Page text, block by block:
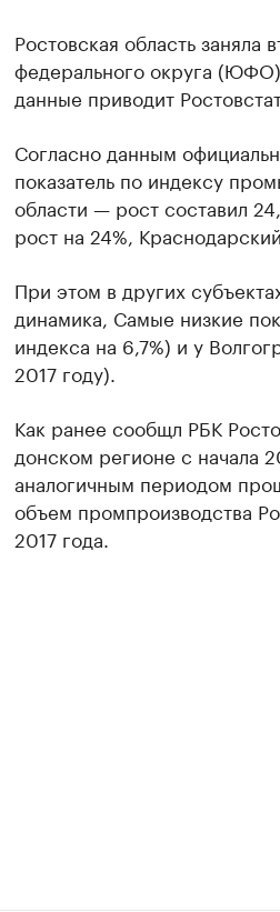
Ростовская область
федерального округа
данные приводит
Согласно данным
показатель по индексу
области — рост составил
рост на 24%,
При этом в других
динамика, Самые низкие
индекса на 6,7%) и у
2017 году).
Как ранее сообщл РБК
донском регионе с начала
аналогичным периодом
объем промпроизводства
2017 года.